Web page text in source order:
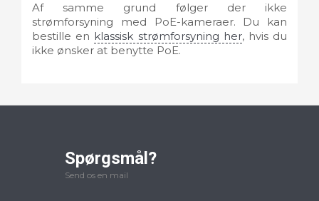
Af samme grund følger der ikke
strømforsyning med PoE-kameraer. Du kan
bestille en klassisk strømforsyning her, hvis du
ikke ønsker at benytte PoE.
Spørgsmål?
Send os en mail